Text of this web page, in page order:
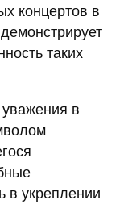
концертов в
таких
в
в укреплении